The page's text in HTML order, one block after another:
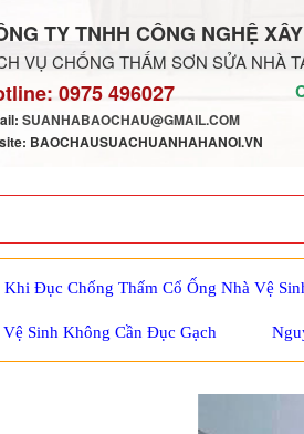
TY TNHH CÔNG NGHỆ
VỤ CHỐNG THẤM SƠN SỬA NHÀ
0975 496027
SUANHABAOCHAU@GMAIL.COM
BAOCHAUSUACHUANHAHANOI.VN
Đục Chống Thấm Cổ Ống Nhà Vệ
Sinh Không Cần Đục Gạch